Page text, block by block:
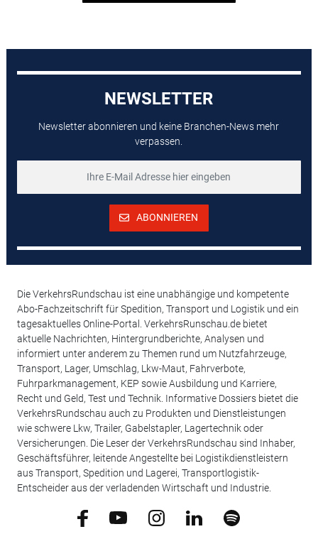
NEWSLETTER
Newsletter abonnieren und keine Branchen-News mehr
verpassen.
ABONNIEREN
Die VerkehrsRundschau ist eine unabhängige und kompetente
Abo-Fachzeitschrift für Spedition, Transport und Logistik und ein
tagesaktuelles Online-Portal. VerkehrsRunschau.de bietet
aktuelle Nachrichten, Hintergrundberichte, Analysen und
informiert unter anderem zu Themen rund um Nutzfahrzeuge,
Transport, Lager, Umschlag, Lkw-Maut, Fahrverbote,
Fuhrparkmanagement, KEP sowie Ausbildung und Karriere,
Recht und Geld, Test und Technik. Informative Dossiers bietet die
VerkehrsRundschau auch zu Produkten und Dienstleistungen
wie schwere Lkw, Trailer, Gabelstapler, Lagertechnik oder
Versicherungen. Die Leser der VerkehrsRundschau sind Inhaber,
Geschäftsführer, leitende Angestellte bei Logistikdienstleistern
aus Transport, Spedition und Lagerei, Transportlogistik-
Entscheider aus der verladenden Wirtschaft und Industrie.